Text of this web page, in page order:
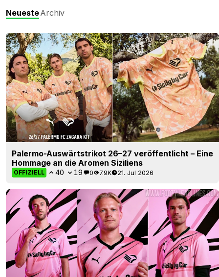
NeuesteArchiv
Palermo-Auswärtstrikot 26–27 veröffentlicht – Eine
Hommage an die Aromen Siziliens
OFFIZIELL 40 19 0 7.9K 21. Jul 2026